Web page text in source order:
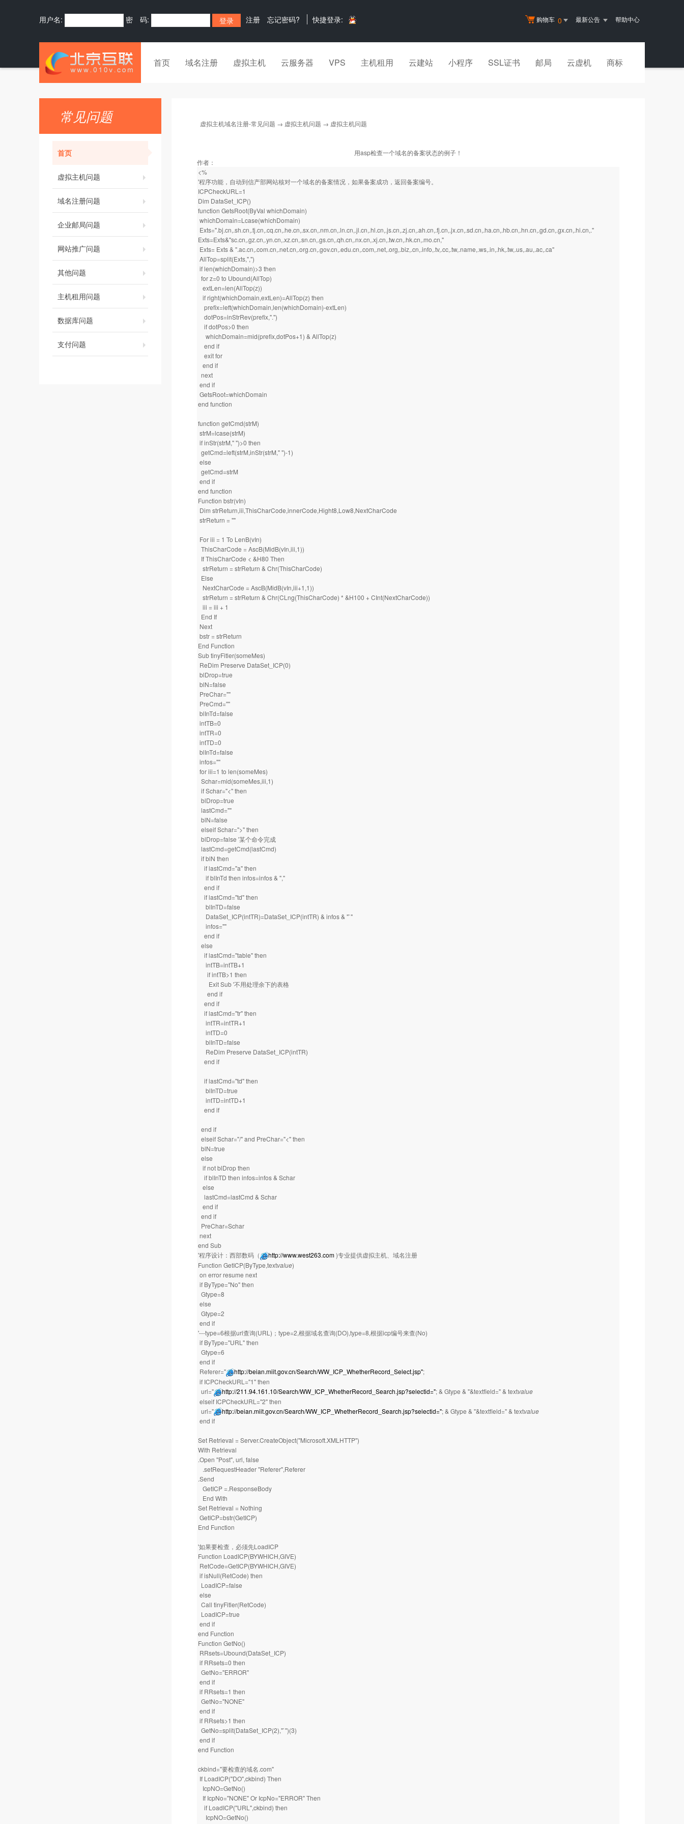
购物车 0 最新公告 帮助中心
用户名: 密 码: 注册 忘记密码? 快捷登录:
首页 域名注册 虚拟主机 云服务器 VPS 主机租用 云建站 小程序 SSL证书 邮局 云虚机 商标
常见问题
首页
虚拟主机问题
域名注册问题
企业邮局问题
网站推广问题
其他问题
主机租用问题
数据库问题
支付问题
虚拟主机域名注册-常见问题 → 虚拟主机问题 → 虚拟主机问题
用asp检查一个域名的备案状态的例子！
作者：
<%
'程序功能，自动到信产部网站核对一个域名的备案情况，如果备案成功，返回备案编号。
ICPCheckURL=1
Dim DataSet_ICP()
function GetsRoot(ByVal whichDomain)
whichDomain=Lcase(whichDomain)
Exts=".bj.cn,.sh.cn,.tj.cn,.cq.cn,.he.cn,.sx.cn,.nm.cn,.ln.cn,.jl.cn,.hl.cn,.js.cn,.zj.cn,.ah.cn,.fj.cn,.jx.cn,.sd.cn,.ha.cn,.hb.cn,.hn.cn,.gd.cn,.gx.cn,.hi.cn,."
Exts=Exts&"sc.cn,.gz.cn,.yn.cn,.xz.cn,.sn.cn,.gs.cn,.qh.cn,.nx.cn,.xj.cn,.tw.cn,.hk.cn,.mo.cn,"
Exts= Exts & ".ac.cn,.com.cn,.net.cn,.org.cn,.gov.cn,.edu.cn,.com,.net,.org,.biz,.cn,.info,.tv,.cc,.tw,.name,.ws,.in,.hk,.tw,.us,.au,.ac,.ca"
AllTop=split(Exts,",")
if len(whichDomain)>3 then
for z=0 to Ubound(AllTop)
extLen=len(AllTop(z))
if right(whichDomain,extLen)=AllTop(z) then
prefix=left(whichDomain,len(whichDomain)-extLen)
dotPos=inStrRev(prefix,".")
if dotPos>0 then
whichDomain=mid(prefix,dotPos+1) & AllTop(z)
end if
exit for
end if
next
end if
GetsRoot=whichDomain
end function
function getCmd(strM)
strM=lcase(strM)
if inStr(strM," ")>0 then
getCmd=left(strM,inStr(strM," ")-1)
else
getCmd=strM
end if
end function
Function bstr(vIn)
Dim strReturn,iii,ThisCharCode,innerCode,Hight8,Low8,NextCharCode
strReturn = ""
For iii = 1 To LenB(vIn)
ThisCharCode = AscB(MidB(vIn,iii,1))
If ThisCharCode < &H80 Then
strReturn = strReturn & Chr(ThisCharCode)
Else
NextCharCode = AscB(MidB(vIn,iii+1,1))
strReturn = strReturn & Chr(CLng(ThisCharCode) * &H100 + CInt(NextCharCode))
iii = iii + 1
End If
Next
bstr = strReturn
End Function
Sub tinyFitler(someMes)
ReDim Preserve DataSet_ICP(0)
blDrop=true
blN=false
PreChar=""
PreCmd=""
blInTd=false
intTB=0
intTR=0
intTD=0
blInTd=false
infos=""
for iii=1 to len(someMes)
Schar=mid(someMes,iii,1)
if Schar="<" then
blDrop=true
lastCmd=""
blN=false
elseif Schar=">" then
blDrop=false '某个命令完成
lastCmd=getCmd(lastCmd)
if blN then
if lastCmd="a" then
if blInTd then infos=infos & ","
end if
if lastCmd="td" then
blInTD=false
DataSet_ICP(intTR)=DataSet_ICP(intTR) & infos & "`"
infos=""
end if
else
if lastCmd="table" then
intTB=intTB+1
if intTB>1 then
Exit Sub '不用处理余下的表格
end if
end if
if lastCmd="tr" then
intTR=intTR+1
intTD=0
blInTD=false
ReDim Preserve DataSet_ICP(intTR)
end if
if lastCmd="td" then
blInTD=true
intTD=intTD+1
end if
end if
elseif Schar="/" and PreChar="<" then
blN=true
else
if not blDrop then
if blInTD then infos=infos & Schar
else
lastCmd=lastCmd & Schar
end if
end if
PreChar=Schar
next
end Sub
'程序设计：西部数码（
http://www.west263.com)专业提供虚拟主机、域名注册
Function GetICP(ByType,textvalue)
on error resume next
if ByType="No" then
Gtype=8
else
Gtype=2
end if
'---type=6根据url查询(URL)；type=2,根据域名查询(DO),type=8,根据icp编号来查(No)
if ByType="URL" then
Gtype=6
end if
Referer="
http://beian.miit.gov.cn/Search/WW_ICP_WhetherRecord_Select.jsp";
if ICPCheckURL="1" then
url="
http://211.94.161.10/Search/WW_ICP_WhetherRecord_Search.jsp?selectid="; & Gtype & "&textfield=" & textvalue
elseif ICPCheckURL="2" then
url="
http://beian.miit.gov.cn/Search/WW_ICP_WhetherRecord_Search.jsp?selectid="; & Gtype & "&textfield=" & textvalue
end if
Set Retrieval = Server.CreateObject("Microsoft.XMLHTTP")
With Retrieval
.Open "Post", url, false
.setRequestHeader "Referer",Referer
.Send
GetICP =.ResponseBody
End With
Set Retrieval = Nothing
GetICP=bstr(GetICP)
End Function
'如果要检查，必须先LoadICP
Function LoadICP(BYWHICH,GIVE)
RetCode=GetICP(BYWHICH,GIVE)
if isNull(RetCode) then
LoadICP=false
else
Call tinyFitler(RetCode)
LoadICP=true
end if
end Function
Function GetNo()
RRsets=Ubound(DataSet_ICP)
if RRsets=0 then
GetNo="ERROR"
end if
if RRsets=1 then
GetNo="NONE"
end if
if RRsets>1 then
GetNo=split(DataSet_ICP(2),"`")(3)
end if
end Function
ckbind="要检查的域名.com"
If LoadICP("DO",ckbind) Then
IcpNO=GetNo()
If IcpNo="NONE" Or IcpNo="ERROR" Then
if LoadICP("URL",ckbind) then
IcpNO=GetNo()